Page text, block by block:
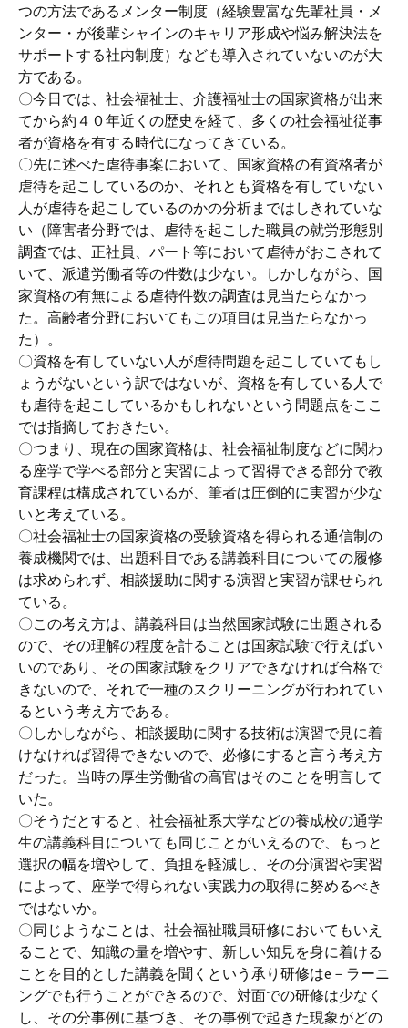
つの方法であるメンター制度（経験豊富な先輩社員・メ
ンター・が後輩シャインのキャリア形成や悩み解決法を
サポートする社内制度）なども導入されていないのが大
方である。
〇今日では、社会福祉士、介護福祉士の国家資格が出来
てから約４０年近くの歴史を経て、多くの社会福祉従事
者が資格を有する時代になってきている。
〇先に述べた虐待事案において、国家資格の有資格者が
虐待を起こしているのか、それとも資格を有していない
人が虐待を起こしているのかの分析まではしきれていな
い（障害者分野では、虐待を起こした職員の就労形態別
調査では、正社員、パート等において虐待がおこされて
いて、派遣労働者等の件数は少ない。しかしながら、国
家資格の有無による虐待件数の調査は見当たらなかっ
た。高齢者分野においてもこの項目は見当たらなかっ
た）。
〇資格を有していない人が虐待問題を起こしていてもし
ょうがないという訳ではないが、資格を有している人で
も虐待を起こしているかもしれないという問題点をここ
では指摘しておきたい。
〇つまり、現在の国家資格は、社会福祉制度などに関わ
る座学で学べる部分と実習によって習得できる部分で教
育課程は構成されているが、筆者は圧倒的に実習が少な
いと考えている。
〇社会福祉士の国家資格の受験資格を得られる通信制の
養成機関では、出題科目である講義科目についての履修
は求められず、相談援助に関する演習と実習が課せられ
ている。
〇この考え方は、講義科目は当然国家試験に出題される
ので、その理解の程度を計ることは国家試験で行えばい
いのであり、その国家試験をクリアできなければ合格で
きないので、それで一種のスクリーニングが行われてい
るという考え方である。
〇しかしながら、相談援助に関する技術は演習で見に着
けなければ習得できないので、必修にすると言う考え方
だった。当時の厚生労働省の高官はそのことを明言して
いた。
〇そうだとすると、社会福祉系大学などの養成校の通学
生の講義科目についても同じことがいえるので、もっと
選択の幅を増やして、負担を軽減し、その分演習や実習
によって、座学で得られない実践力の取得に努めるべき
ではないか。
〇同じようなことは、社会福祉職員研修においてもいえ
ることで、知識の量を増やす、新しい知見を身に着ける
ことを目的とした講義を聞くという承り研修はe－ラーニ
ングでも行うことができるので、対面での研修は少なく
し、その分事例に基づき、その事例で起きた現象がどの